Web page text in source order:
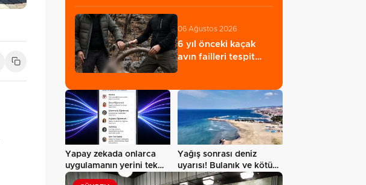
06 Ağustos 2026
6 yıl önceki kaçak
avın failleri tespit
Yapay zekada onlarca
uygulamanın yerini tek
asistan…
Yağış sonrası deniz
uyarısı! Bulanık ve kötü
kokulu…